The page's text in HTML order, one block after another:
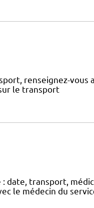
renseignez-vous
le transport
date, transport,
le médecin du